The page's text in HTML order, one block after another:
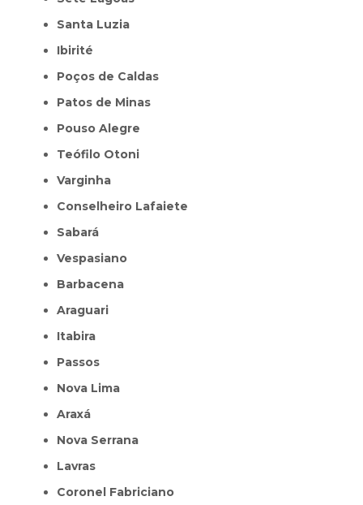
Santa Luzia
Ibirité
Poços de Caldas
Patos de Minas
Pouso Alegre
Teófilo Otoni
Varginha
Conselheiro Lafaiete
Sabará
Vespasiano
Barbacena
Araguari
Itabira
Passos
Nova Lima
Araxá
Nova Serrana
Lavras
Coronel Fabriciano